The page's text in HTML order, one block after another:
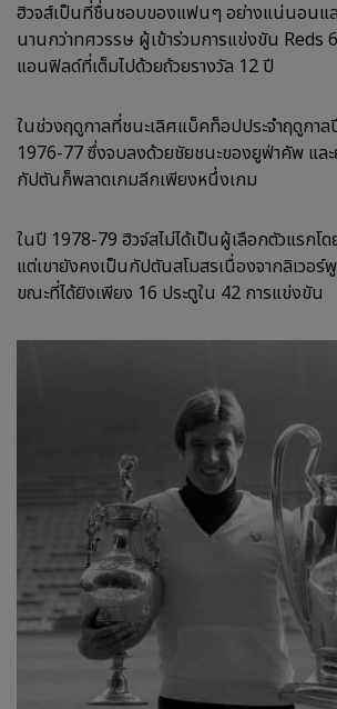
ฮิวจส์เป็นที่ชื่นชอบของแฟนๆ อย่างแน่นอนแล
นานกว่าทศวรรษ ผู้เข้าร่วมการแข่งขัน Reds
แอนฟิลด์ที่เต็มไปด้วยถ้วยรางวัล 12 ปี
ในช่วงฤดูกาลที่ชนะเลิศแบ็คท็อปประจำฤดูกา
1976-77 ซึ่งจบลงด้วยชัยชนะของยูฟ่าคัพ แล
กัปตันก็พลาดเกมลีกเพียงหนึ่งเกม
ในปี 1978-79 ฮิวจ์สไม่ได้เป็นผู้เลือกตัวแรกโ
แต่เขายังคงเป็นกัปตันสโมสรเนื่องจากลิเวอร์
ขณะที่ได้ยิงเพียง 16 ประตูใน 42 การแข่งขัน